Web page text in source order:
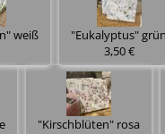
weiß
"Eukalyptus" grün
3,50 €
"Kirschblüten" rosa